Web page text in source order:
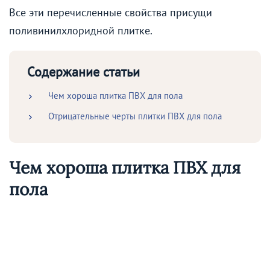
Все эти перечисленные свойства присущи
поливинилхлоридной плитке.
Содержание статьи
Чем хороша плитка ПВХ для пола
Отрицательные черты плитки ПВХ для пола
Чем хороша плитка ПВХ для
пола